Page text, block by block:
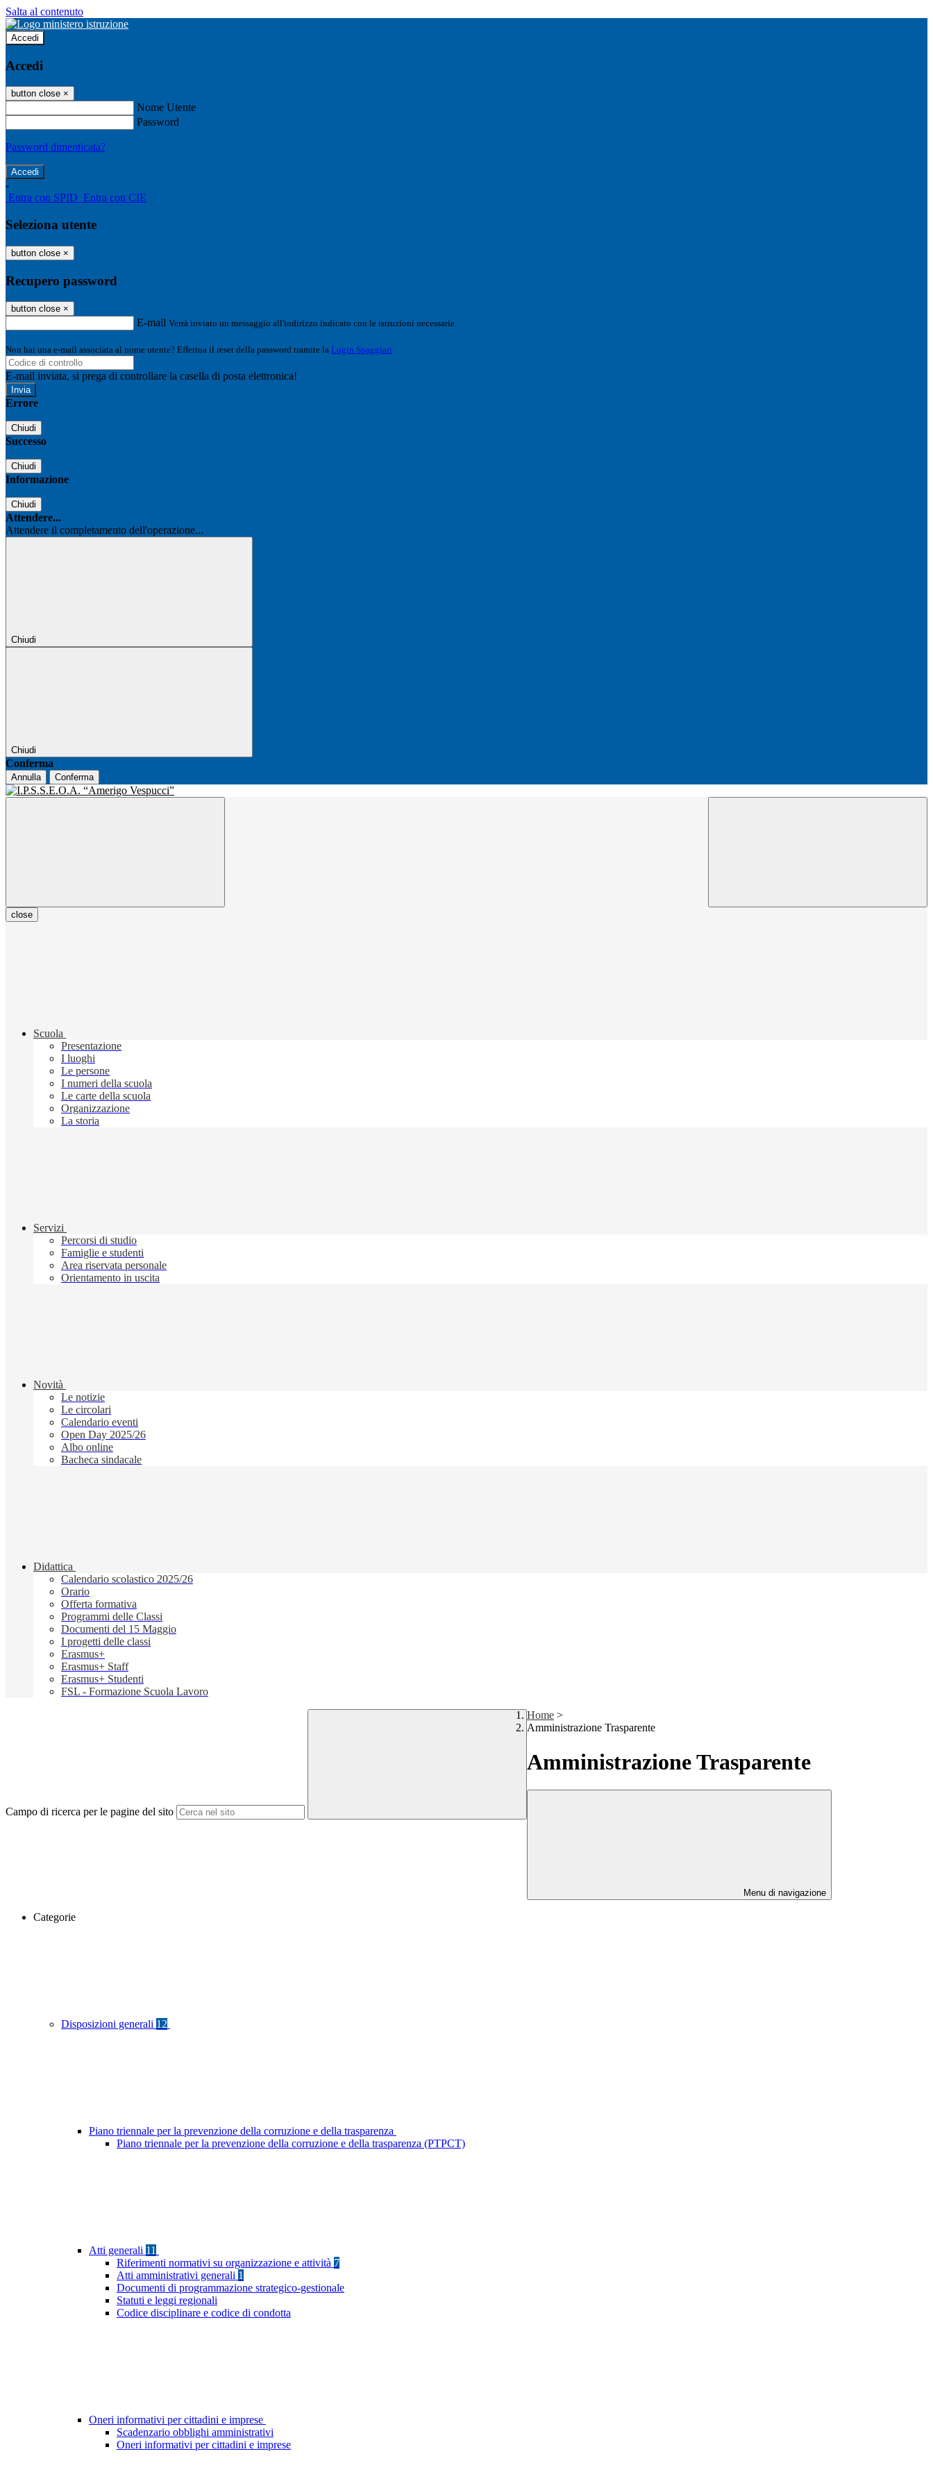
Salta al contenuto
Accedi
Accedi
button close ×
Nome Utente
Password
Password dimenticata?
-
Entra con SPID Entra con CIE
Seleziona utente
button close ×
Recupero password
button close ×
E-mail Verrà inviato un messaggio all'indirizzo indicato con le istruzioni necessarie.
Non hai una e-mail associata al nome utente? Effettua il reset della password tramite la Login Spaggiari
E-mail inviata, si prega di controllare la casella di posta elettronica!
Errore
Chiudi
Successo
Chiudi
Informazione
Chiudi
Attendere...
Attendere il completamento dell'operazione...
Chiudi
Chiudi
Conferma
Annulla Conferma
close
Scuola
Presentazione
I luoghi
Le persone
I numeri della scuola
Le carte della scuola
Organizzazione
La storia
Servizi
Percorsi di studio
Famiglie e studenti
Area riservata personale
Orientamento in uscita
Novità
Le notizie
Le circolari
Calendario eventi
Open Day 2025/26
Albo online
Bacheca sindacale
Didattica
Calendario scolastico 2025/26
Orario
Offerta formativa
Programmi delle Classi
Documenti del 15 Maggio
I progetti delle classi
Erasmus+
Erasmus+ Staff
Erasmus+ Studenti
FSL - Formazione Scuola Lavoro
Campo di ricerca per le pagine del sito
Home >
Amministrazione Trasparente
Amministrazione Trasparente
Menu di navigazione
Categorie
Disposizioni generali 12
Piano triennale per la prevenzione della corruzione e della trasparenza
Piano triennale per la prevenzione della corruzione e della trasparenza (PTPCT)
Atti generali 11
Riferimenti normativi su organizzazione e attività 7
Atti amministrativi generali 1
Documenti di programmazione strategico-gestionale
Statuti e leggi regionali
Codice disciplinare e codice di condotta
Oneri informativi per cittadini e imprese
Scadenzario obblighi amministrativi
Oneri informativi per cittadini e imprese